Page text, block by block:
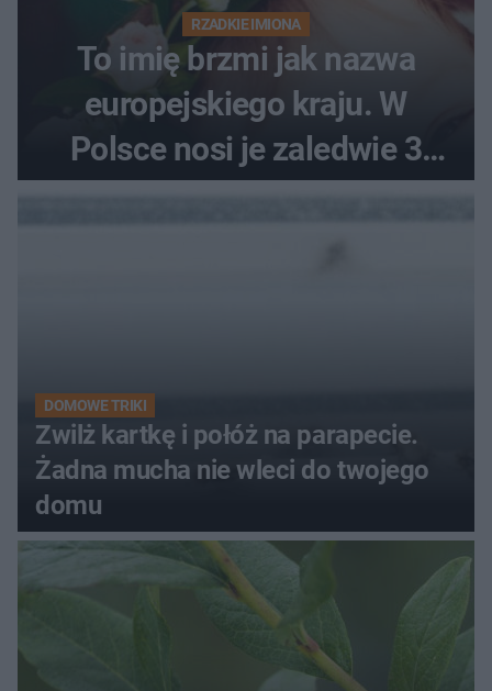
RZADKIE IMIONA
To imię brzmi jak nazwa
europejskiego kraju. W
Polsce nosi je zaledwie 3
kobiety
DOMOWE TRIKI
Zwilż kartkę i połóż na parapecie.
Żadna mucha nie wleci do twojego
domu